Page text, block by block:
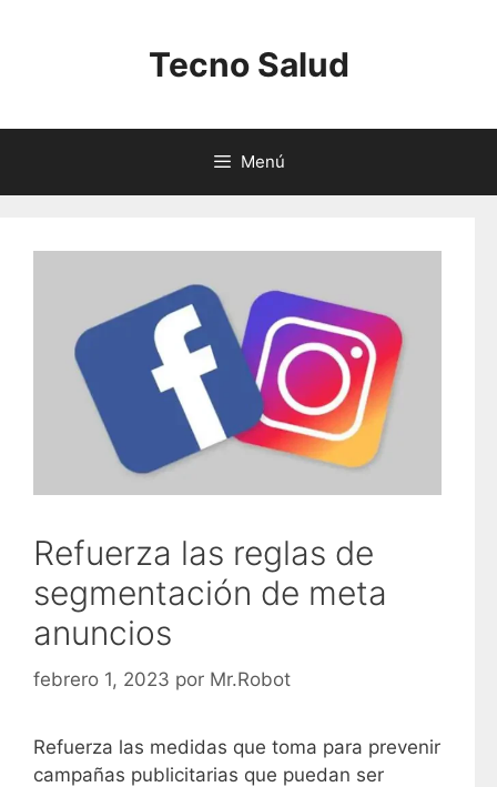
Tecno Salud
Menú
Refuerza las reglas de
segmentación de meta
anuncios
febrero 1, 2023 por Mr.Robot
Refuerza las medidas que toma para prevenir
campañas publicitarias que puedan ser